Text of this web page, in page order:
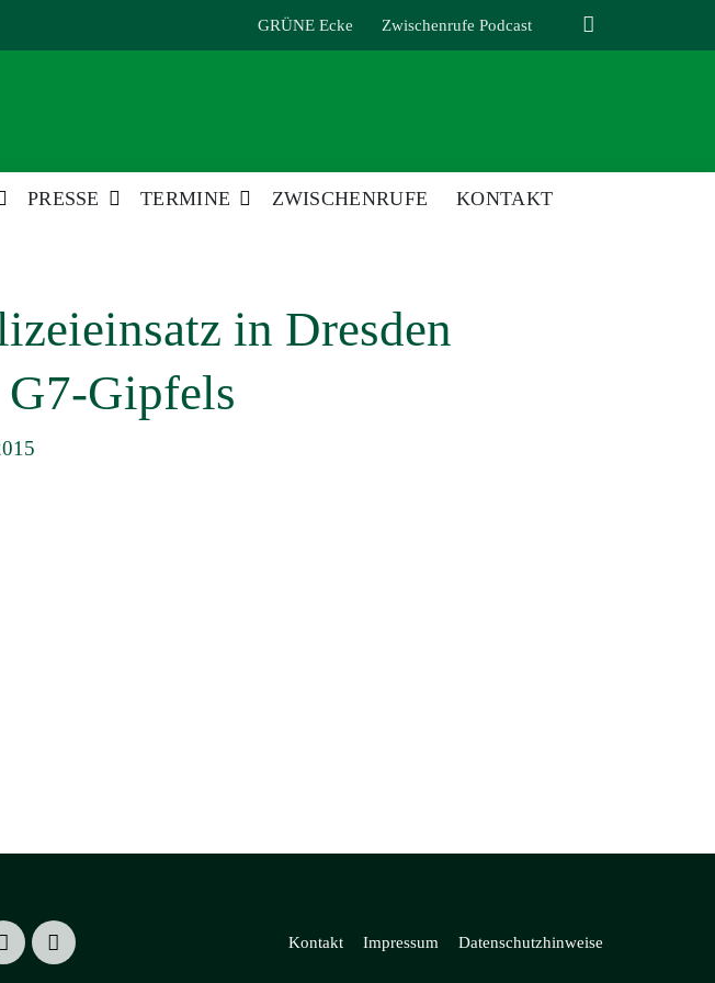
GRÜNE Ecke Zwischenrufe Podcast
PRESSE TERMINE ZWISCHENRUFE KONTAKT
in Dresden
G7-Gipfels
Kontakt Impressum Datenschutzhinweise